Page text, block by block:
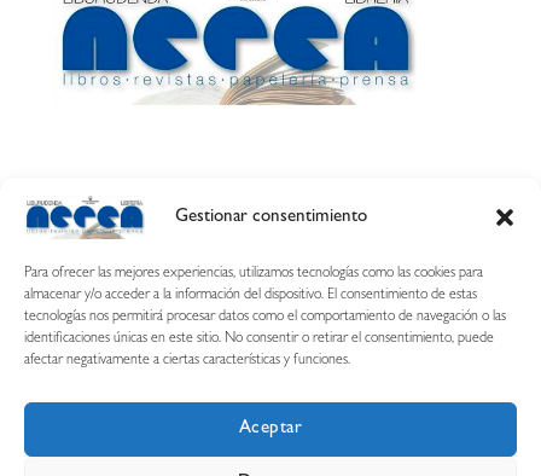
Gestionar consentimiento
Para ofrecer las mejores experiencias, utilizamos tecnologías como las cookies para
almacenar y/o acceder a la información del dispositivo. El consentimiento de estas
tecnologías nos permitirá procesar datos como el comportamiento de navegación o las
identificaciones únicas en este sitio. No consentir o retirar el consentimiento, puede
afectar negativamente a ciertas características y funciones.
Aceptar
Calle Esquíroz, 27
687 54 31 70
nerearetamonge@gmail.com